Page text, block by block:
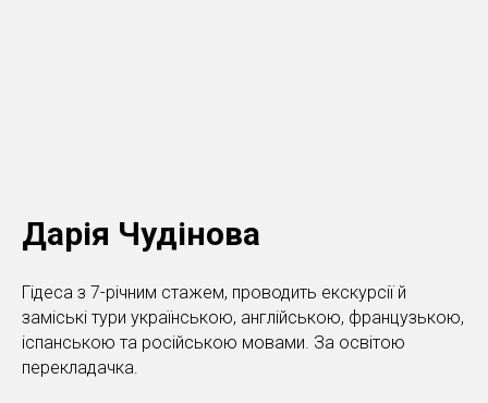
Дарія Чудінова
Гідеса з 7-річним стажем, проводить екскурсії й
заміські тури українською, англійською, французькою,
іспанською та російською мовами. За освітою
перекладачка.